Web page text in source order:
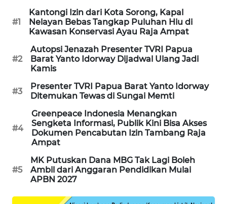
#1
Kantongi Izin dari Kota Sorong, Kapal
Nelayan Bebas Tangkap Puluhan Hiu di
Kawasan Konservasi Ayau Raja Ampat
#2
Autopsi Jenazah Presenter TVRI Papua
Barat Yanto Idorway Dijadwal Ulang Jadi
Kamis
#3
Presenter TVRI Papua Barat Yanto Idorway
Ditemukan Tewas di Sungai Memti
#4
Greenpeace Indonesia Menangkan
Sengketa Informasi, Publik Kini Bisa Akses
Dokumen Pencabutan Izin Tambang Raja
Ampat
#5
MK Putuskan Dana MBG Tak Lagi Boleh
Ambil dari Anggaran Pendidikan Mulai
APBN 2027